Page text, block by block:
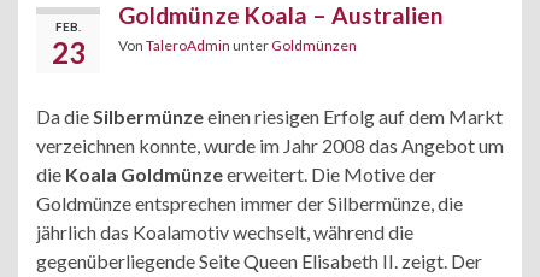
FEB.
23
Goldmünze Koala – Australien
Von TaleroAdmin unter Goldmünzen
Da dieSilbermünzeeinen riesigen Erfolg auf dem Markt
verzeichnen konnte, wurde im Jahr 2008 das Angebot um
die Koala Goldmünzeerweitert. Die Motive der
Goldmünze entsprechen immer der Silbermünze, die
jährlich das Koalamotiv wechselt, während die
gegenüberliegende Seite Queen Elisabeth II. zeigt. Der